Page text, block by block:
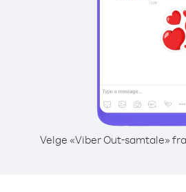
Velge «Viber Out-samtale»